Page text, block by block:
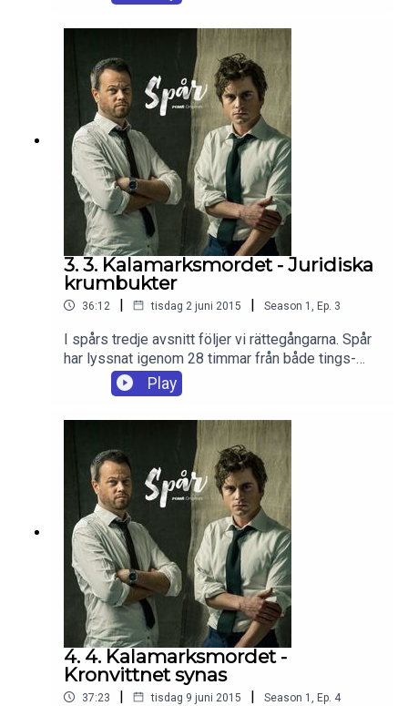
poliser utföra förhör som de beordrats göra? Och
3. 3. Kalamarksmordet - Juridiska
krumbukter
36:12 | tisdag 2 juni 2015 | Season 1 , Ep. 3
I spårs tredje avsnitt följer vi rättegångarna. Spår
har lyssnat igenom 28 timmar från både tings-
och hovrätt. Hur stark var egentligen
indiciekedjan? Och hur trovärdigt vittnade
huvudvittnet Nils? Och vad betyder det att en av
lagmännen idag minns en detalj helt fel?
Play
4. 4. Kalamarksmordet -
Kronvittnet synas
37:23 | tisdag 9 juni 2015 | Season 1 , Ep. 4